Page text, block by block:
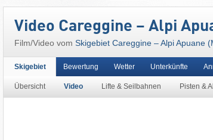
Video Careggine – Alpi
Film/Video vom Skigebiet Careggine – Alpi Apuane
Skigebiet
Übersicht Video Lifte & Seilbahnen Pisten &
Bewertung Wetter Unterkünfte